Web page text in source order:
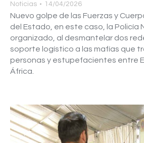
Noticias 14/04/2026
Nuevo golpe de las Fuerzas y
del Estado, en este caso, la Policía
organizado, al desmantelar dos
soporte logístico a las mafías que
personas y estupefacientes entre
África.